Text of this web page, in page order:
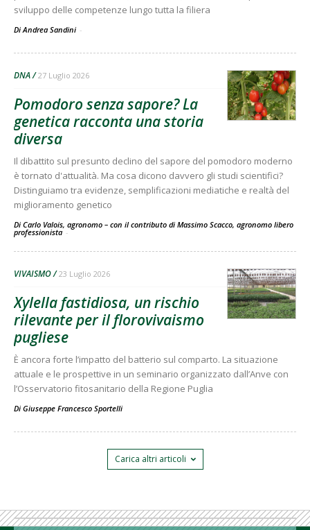
sviluppo delle competenze lungo tutta la filiera
Di Andrea Sandini -
DNA 27 Luglio 2026
Pomodoro senza sapore? La
genetica racconta una storia
diversa
Il dibattito sul presunto declino del sapore del pomodoro moderno
è tornato d'attualità. Ma cosa dicono davvero gli studi scientifici?
Distinguiamo tra evidenze, semplificazioni mediatiche e realtà del
miglioramento genetico
Di Carlo Valois, agronomo – con il contributo di Massimo Scacco, agronomo libero
professionista -
VIVAISMO 23 Luglio 2026
Xylella fastidiosa, un rischio
rilevante per il florovivaismo
pugliese
È ancora forte l’impatto del batterio sul comparto. La situazione
attuale e le prospettive in un seminario organizzato dall’Anve con
l’Osservatorio fitosanitario della Regione Puglia
Di Giuseppe Francesco Sportelli
Carica altri articoli